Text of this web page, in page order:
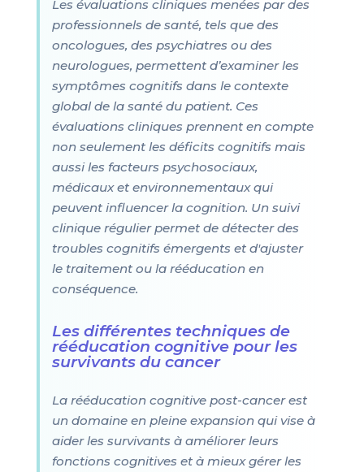
Les évaluations cliniques menées par des
professionnels de santé, tels que des
oncologues, des psychiatres ou des
neurologues, permettent d’examiner les
symptômes cognitifs dans le contexte
global de la santé du patient. Ces
évaluations cliniques prennent en compte
non seulement les déficits cognitifs mais
aussi les facteurs psychosociaux,
médicaux et environnementaux qui
peuvent influencer la cognition. Un suivi
clinique régulier permet de détecter des
troubles cognitifs émergents et d'ajuster
le traitement ou la rééducation en
conséquence.
Les différentes techniques de
rééducation cognitive pour les
survivants du cancer
La rééducation cognitive post-cancer est
un domaine en pleine expansion qui vise à
aider les survivants à améliorer leurs
fonctions cognitives et à mieux gérer les